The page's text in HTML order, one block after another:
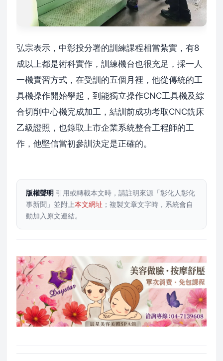
弘宗表示，中彰投分署的訓練課程相當紮實，有8
成以上都是術科實作，訓練機台也很充足，採一人
一機實習方式，在受訓的五個月裡，他從傳統的工
具機操作開始學起，到能獨立操作CNC工具機及綜
合切削中心機完成加工，結訓前成功考取CNC銑床
乙級證照，也錄取上市企業系統整合工程師的工
作，他堅信當初參訓決定是正確的。
版權聲明 引用或轉載本文時，請註明來源「彰化人彰化
事新聞」並附上本文網址 ；複製文章文字時，系統會自
動加入原文連結。